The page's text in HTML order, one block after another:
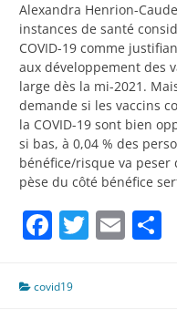
Alexandra Henrion-
instances de santé
COVID-19 comme
aux développement des
large dès la mi-2021.
demande si les vaccins
la COVID-19 sont bien
si bas, à 0,04 % des
bénéfice/risque va peser
pèse du côté bénéfice
Facebook
Twitter
covid19